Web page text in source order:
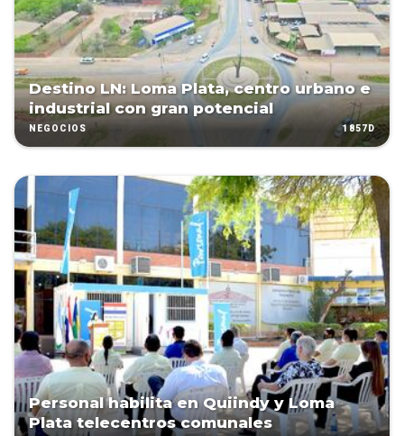
Destino LN: Loma Plata, centro urbano e
industrial con gran potencial
NEGOCIOS 1857D
Personal habilita en Quiindy y Loma
Plata telecentros comunales